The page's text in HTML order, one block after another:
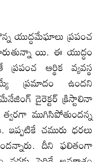
ప్రపంచ
యి. ఈ యుద్ధం
ఆర్థిక వ్యవస్థ
ప్రమాదం ఉందని
డైరెక్టర్ క్రిస్టాలినా
ముగిసిపోతుందన్న
చమురు ధరలు
దీని ఫలితంగా